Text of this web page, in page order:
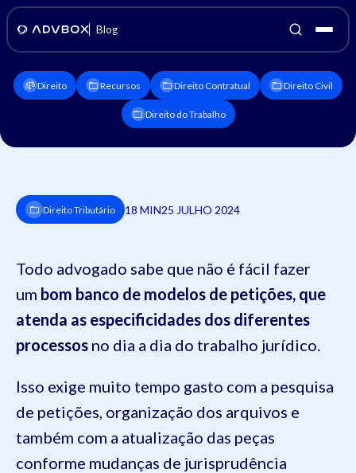
Blog
Direito Recursos Direito Contratual Direito Civil
Direito do Trabalho
Direito Tributário 18 MIN25 JULHO 2024
Todo advogado sabe que não é fácil fazer
um bom banco de modelos de petições, que
atenda as especificidades dos diferentes
processos no dia a dia do trabalho jurídico.
Isso exige muito tempo gasto com a pesquisa
de petições, organização dos arquivos e
também com a atualização das peças
conforme mudanças de jurisprudência